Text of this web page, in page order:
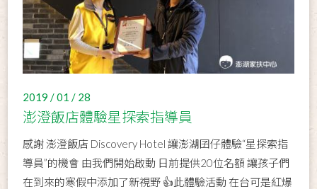
2019 / 01 / 28
澎澄飯店體驗星探索指導員
感謝 澎澄飯店 Discovery Hotel 讓澎湖囝仔體驗“星探索指
導員”的機會 由我們開始啟動 日前提供20位名額 讓孩子們
在到來的寒假中添加了新視野 👍此體驗活動 在台可是紅爆